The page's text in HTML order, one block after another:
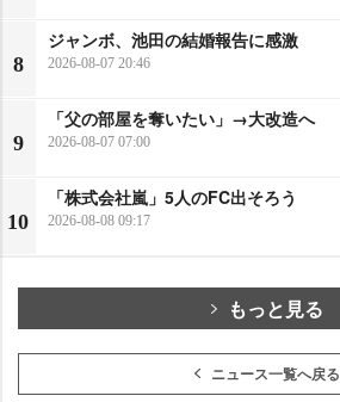
8
ジャンボ、池田の結婚報告に感激
2026-08-07 20:46
9
「父の部屋を奪いたい」→大改造へ
2026-08-07 07:00
10
「株式会社嵐」5人のFC出そろう
2026-08-08 09:17
もっと見る
ニュース一覧へ戻る